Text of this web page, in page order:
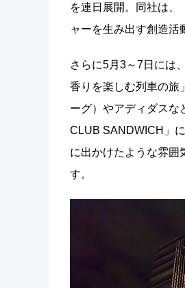
を連日展開。同社は、
ャーを生み出す創造活
さらに5月3～7日には
香りを楽しむ列車の旅
ーグ）やアディダスな
CLUB SANDWICH」
に出かけたような雰囲
す。